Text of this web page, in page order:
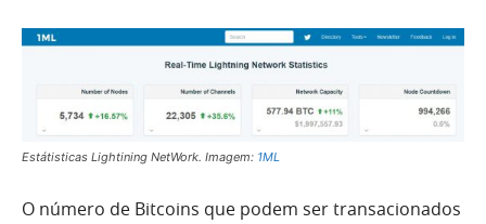
Estátisticas Lightining NetWork. Imagem: 1ML
O número de Bitcoins que podem ser transacionados